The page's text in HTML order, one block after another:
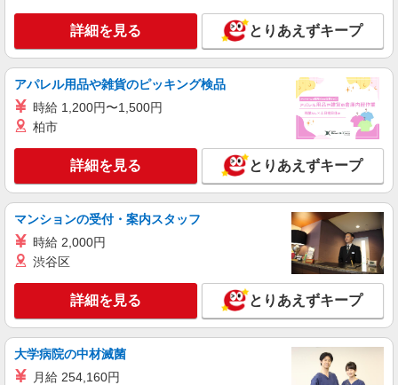
詳細を見る とりあえずキープ
アパレル用品や雑貨のピッキング検品
時給 1,200円〜1,500円
柏市
詳細を見る とりあえずキープ
マンションの受付・案内スタッフ
時給 2,000円
渋谷区
詳細を見る とりあえずキープ
大学病院の中材滅菌
月給 254,160円